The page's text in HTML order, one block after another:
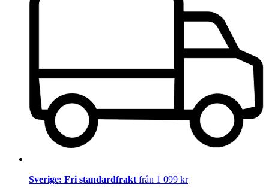
Sverige: Fri standardfrakt från 1 099 kr